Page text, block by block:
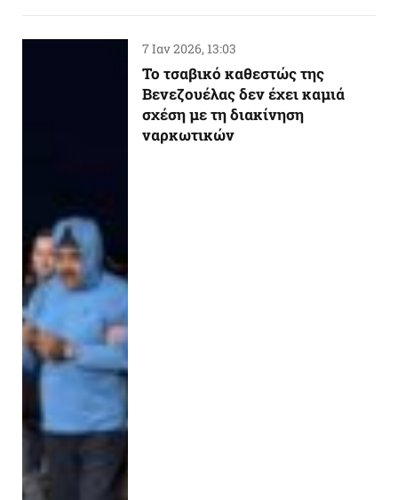
7 Ιαν 2026, 13:03
Το τσαβικό καθεστώς της
Βενεζουέλας δεν έχει καμιά
σχέση με τη διακίνηση
ναρκωτικών